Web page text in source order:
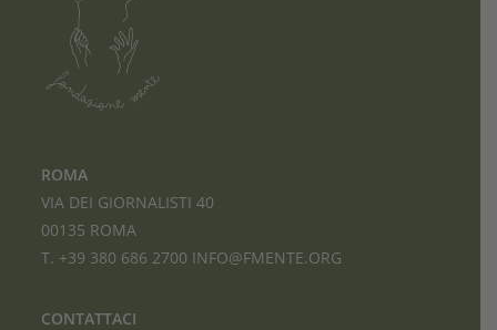
ROMA
VIA DEI GIORNALISTI 40
00135 ROMA
T. +39 380 686 2700 INFO@FMENTE.ORG
CONTATTACI